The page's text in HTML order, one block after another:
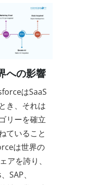
への影響
はSaaS
き、それは
リーを確立
ていること
は世界の
アを誇り、
SAP、